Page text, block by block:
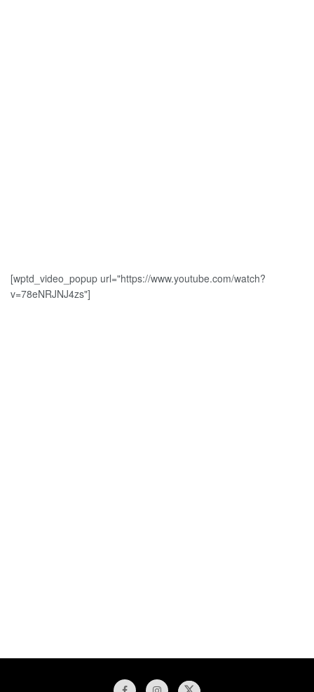
[wptd_video_popup url="https://www.youtube.com/watch?
v=78eNRJNJ4zs"]